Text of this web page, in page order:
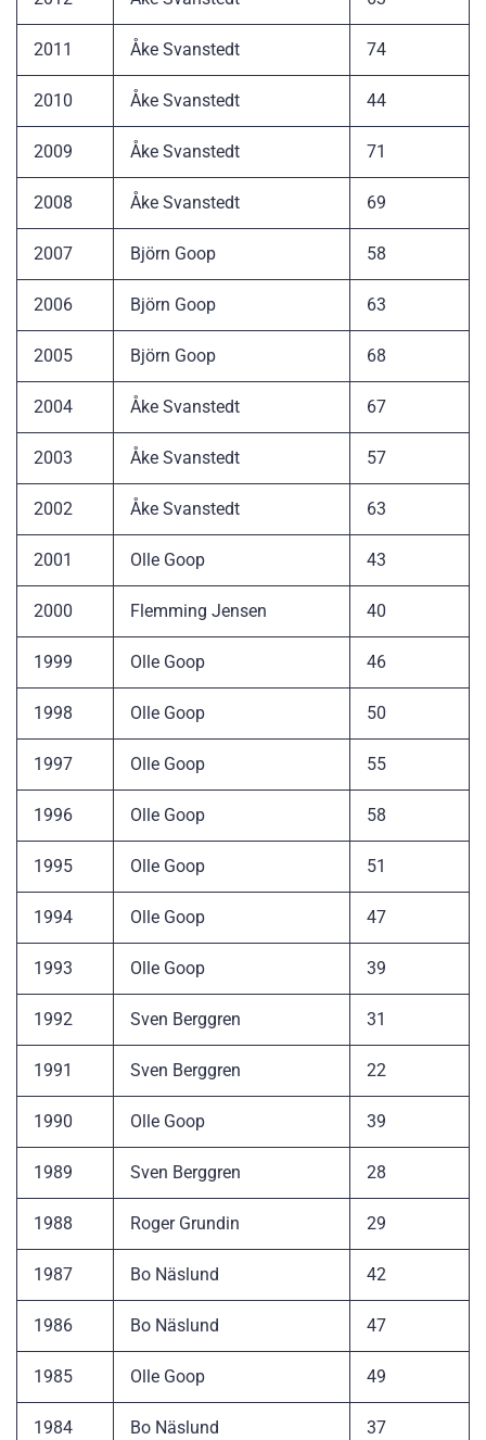
2011 Åke Svanstedt 74
2010 Åke Svanstedt 44
2009 Åke Svanstedt 71
2008 Åke Svanstedt 69
2007 Björn Goop 58
2006 Björn Goop 63
2005 Björn Goop 68
2004 Åke Svanstedt 67
2003 Åke Svanstedt 57
2002 Åke Svanstedt 63
2001 Olle Goop 43
2000 Flemming Jensen 40
1999 Olle Goop 46
1998 Olle Goop 50
1997 Olle Goop 55
1996 Olle Goop 58
1995 Olle Goop 51
1994 Olle Goop 47
1993 Olle Goop 39
1992 Sven Berggren 31
1991 Sven Berggren 22
1990 Olle Goop 39
1989 Sven Berggren 28
1988 Roger Grundin 29
1987 Bo Näslund 42
1986 Bo Näslund 47
1985 Olle Goop 49
1984 Bo Näslund 37